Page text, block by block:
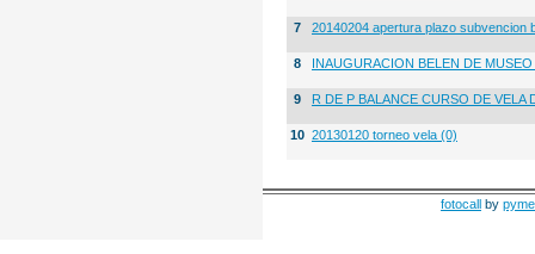
7 20140204 apertura plazo subvencion
8 INAUGURACION BELEN DE
9 R DE P BALANCE CURSO DE VELA
10 20130120 torneo vela (0)
fotocall by